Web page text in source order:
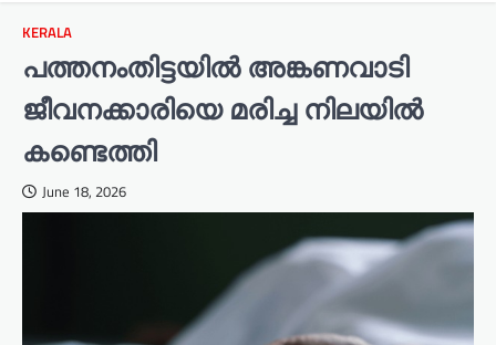
KERALA
പത്തനംതിട്ടയിൽ അങ്കണവാടി
ജീവനക്കാരിയെ മരിച്ച നിലയിൽ
കണ്ടെത്തി
June 18, 2026